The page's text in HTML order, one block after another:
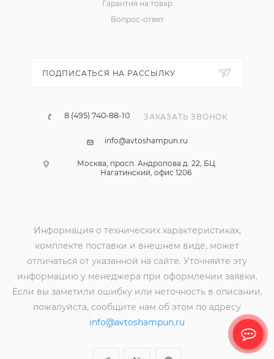
Гарантия на товар
Вопрос-ответ
ПОДПИСАТЬСЯ НА РАССЫЛКУ
8 (495) 740-88-10 ЗАКАЗАТЬ ЗВОНОК
info@avtoshampun.ru
Москва, просп. Андропова д. 22, БЦ
Нагатинский, офис 1206
Информация о технических характеристиках,
комплекте поставки и внешнем виде, может
отличаться от указанной на сайте. Уточняйте эту
информацию у менеджера при оформлении заявки.
Если вы заметили ошибку или неточность в описании,
пожалуйста, сообщите нам об этом по адресу
info@avtoshampun.ru